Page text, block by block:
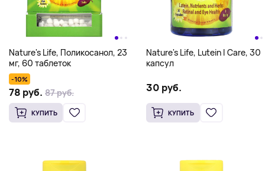
Nature's Life, Поликосанол, 23
мг, 60 таблеток
-10%
78 руб. 87 руб.
КУПИТЬ
Nature's Life, Lutein I Care, 30
капсул
30 руб.
КУПИТЬ